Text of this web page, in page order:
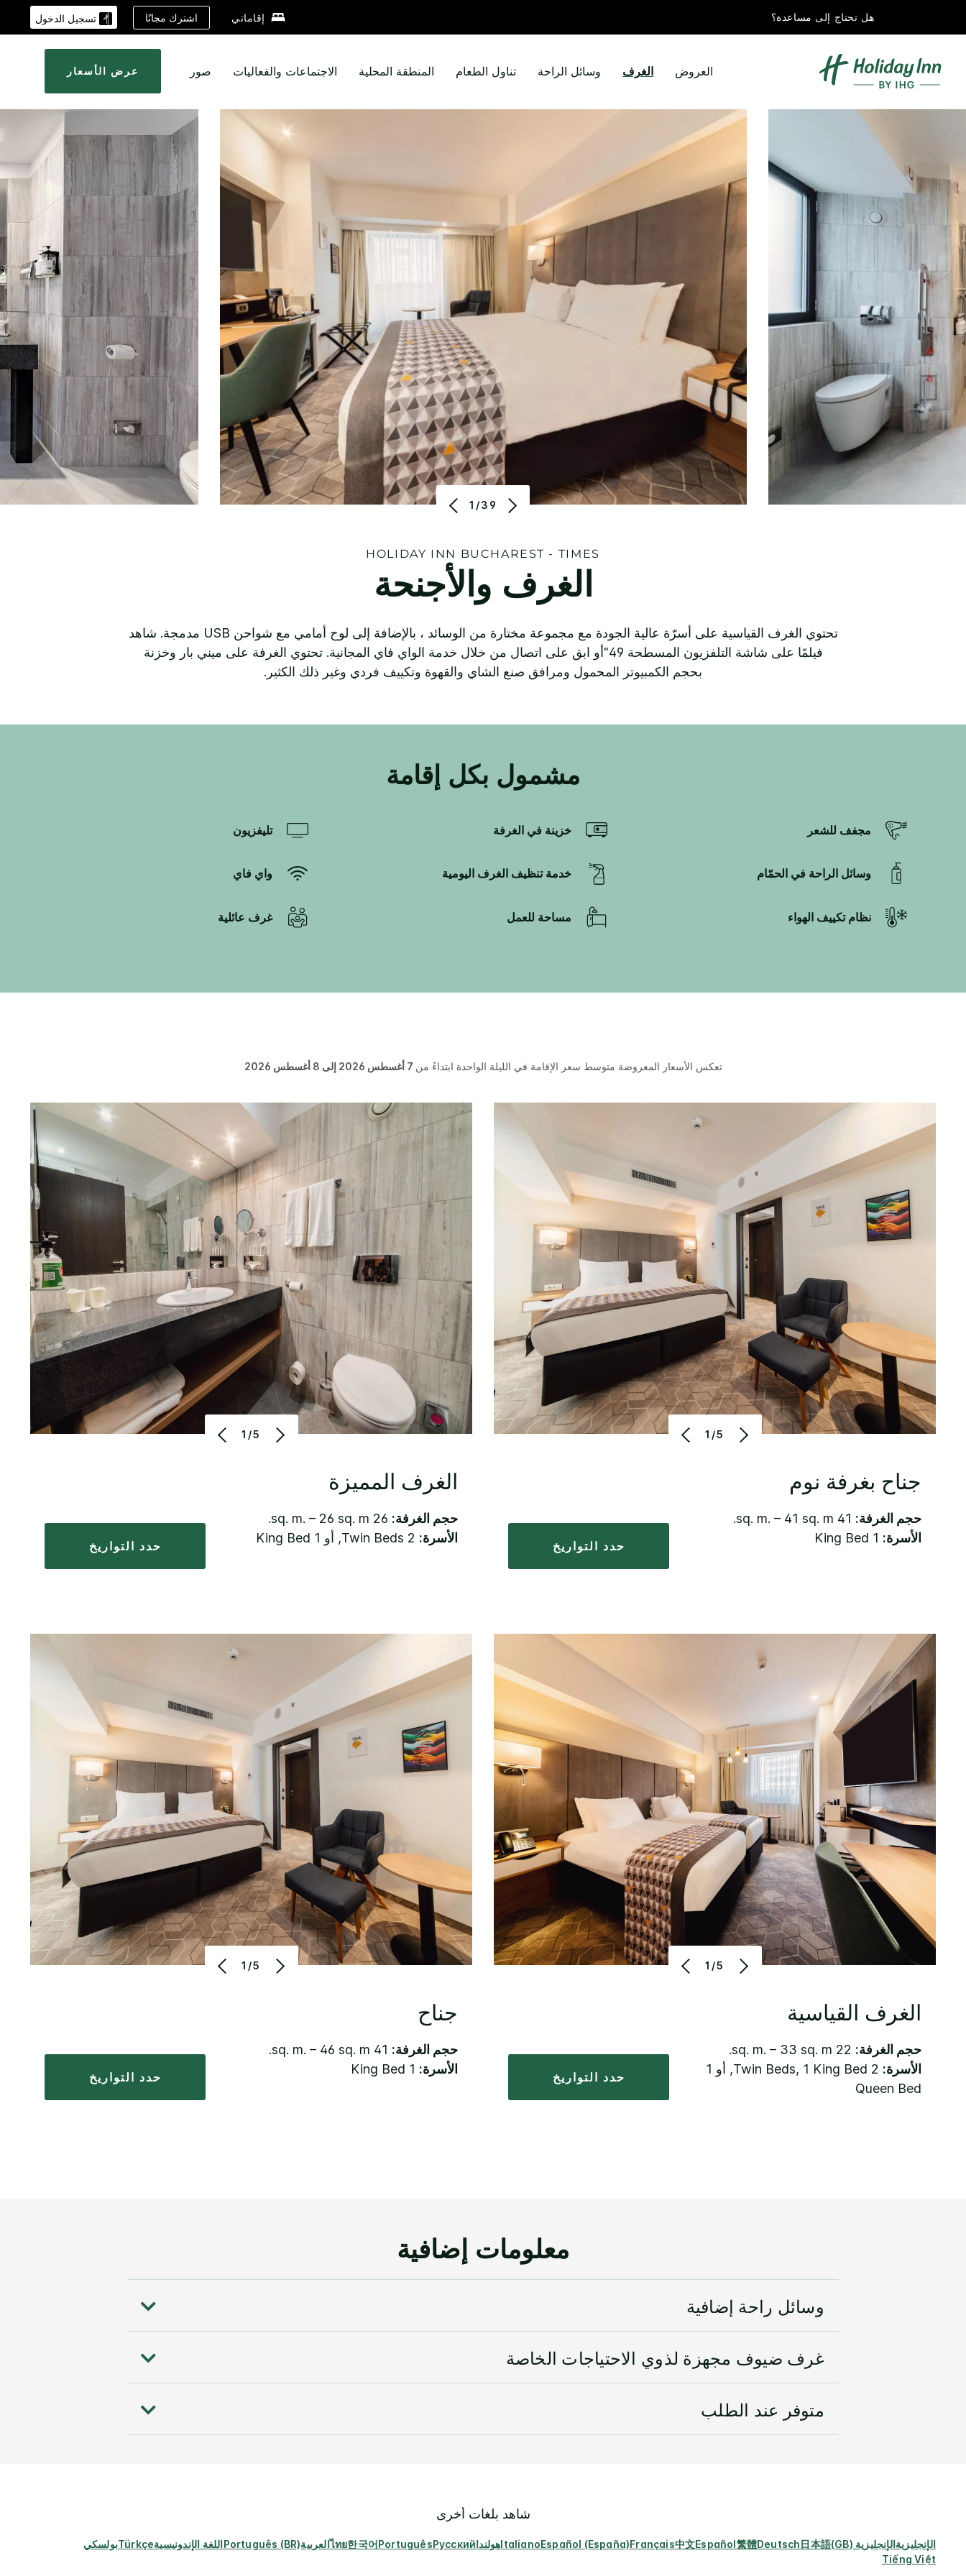
هل تحتاج إلى مساعدة؟ إقاماتي اشترك مجانًا تسجيل الدخول
العروض الغرف وسائل الراحة تناول الطعام المنطقة المحلية الاجتماعات والفعاليات صور عرض الأسعار
1/39
HOLIDAY INN BUCHAREST - TIMES
الغرف والأجنحة
تحتوي الغرف القياسية على أسرّة عالية الجودة مع مجموعة مختارة من الوسائد ، بالإضافة إلى لوح أمامي مع شواحن USB مدمجة. شاهد
فيلمًا على شاشة التلفزيون المسطحة 49"أو ابق على اتصال من خلال خدمة الواي فاي المجانية. تحتوي الغرفة على ميني بار وخزنة
بحجم الكمبيوتر المحمول ومرافق صنع الشاي والقهوة وتكييف فردي وغير ذلك الكثير.
مشمول بكل إقامة
مجفف للشعر خزينة في الغرفة تليفزيون
وسائل الراحة في الحمّام خدمة تنظيف الغرف اليومية واي فاي
نظام تكييف الهواء مساحة للعمل غرف عائلية
تعكس الأسعار المعروضة متوسط سعر الإقامة في الليلة الواحدة ابتداءً من
1/5
جناح بغرفة نوم
حجم الغرفة: 41 sq. m. – 41 sq. m.
الأسرة: 1 King Bed
حدد التواريخ
1/5
الغرف المميزة
حجم الغرفة: 26 sq. m. – 26 sq. m.
الأسرة: 2 Twin Beds, أو 1 King Bed
حدد التواريخ
1/5
الغرف القياسية
حجم الغرفة: 22 sq. m. – 33 sq. m.
الأسرة:
2 Twin Beds, 1 King Bed, أو 1
Queen Bed
حدد التواريخ
1/5
جناح
حجم الغرفة: 41 sq. m. – 46 sq. m.
الأسرة: 1 King Bed
حدد التواريخ
معلومات إضافية
وسائل راحة إضافية
غرف ضيوف مجهزة لذوي الاحتياجات الخاصة
متوفر عند الطلب
شاهد بلغات أخرى
الإنجليزيةالإنجليزية (GB) 日本語
Deutsch
繁體
Español
中文
Français
Español (España)
ItalianoهولنداРусский
Português
한국어
ไทยالعربيةPortuguês (BR)اللغة الإندونيسيةTürkçeبولسكي
Tiếng Việt